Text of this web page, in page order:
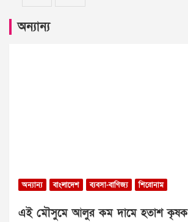
অন্যান্য
অন্যান্য বাংলাদেশ ব্যবসা-বাণিজ্য শিরোনাম
এই মৌসুমে আলুর কম দামে হতাশ কৃষক